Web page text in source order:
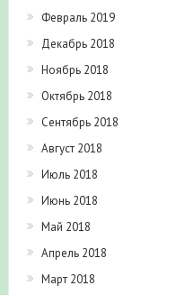
Февраль 2019
Декабрь 2018
Ноябрь 2018
Октябрь 2018
Сентябрь 2018
Август 2018
Июль 2018
Июнь 2018
Май 2018
Апрель 2018
Март 2018